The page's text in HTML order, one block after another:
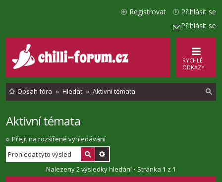
Přihlásit se
Přihlásit se
Registrovat
RYCHLÉ
ODKAZY
Obsah fóra Hledat Aktivní témata
t
Aktivní témata
Přejít na rozšířené vyhledávání
Nalezeny 2 výsledky hledání • Stránka 1 z 1